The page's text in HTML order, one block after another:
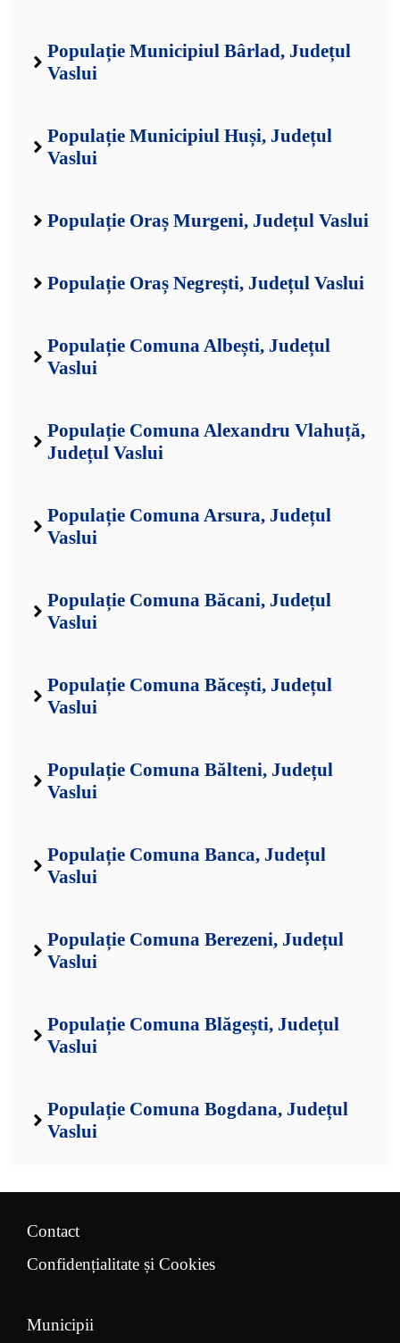
Populație Municipiul Bârlad, Județul
Vaslui
Populație Municipiul Huși, Județul
Vaslui
Populație Oraș Murgeni, Județul Vaslui
Populație Oraș Negrești, Județul Vaslui
Populație Comuna Albești, Județul
Vaslui
Populație Comuna Alexandru Vlahuță,
Județul Vaslui
Populație Comuna Arsura, Județul
Vaslui
Populație Comuna Băcani, Județul
Vaslui
Populație Comuna Băcești, Județul
Vaslui
Populație Comuna Bălteni, Județul
Vaslui
Populație Comuna Banca, Județul
Vaslui
Populație Comuna Berezeni, Județul
Vaslui
Populație Comuna Blăgești, Județul
Vaslui
Populație Comuna Bogdana, Județul
Vaslui
Contact
Confidențialitate și Cookies
Municipii